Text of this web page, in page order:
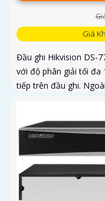
Giá
Đầu ghi Hikvision DS-
với độ phân giải tối đa
tiếp trên đầu ghi.
cứng tối đa 10TB/ổ,